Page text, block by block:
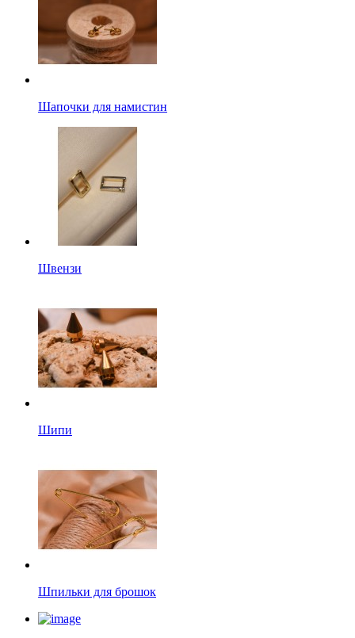
Шапочки для намистин
Швензи
Шипи
Шпильки для брошок